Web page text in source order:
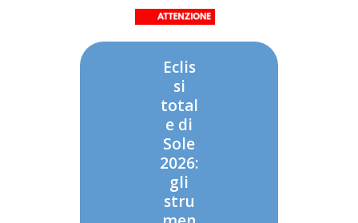
Eclis
si
total
e di
Sole
2026:
gli
stru